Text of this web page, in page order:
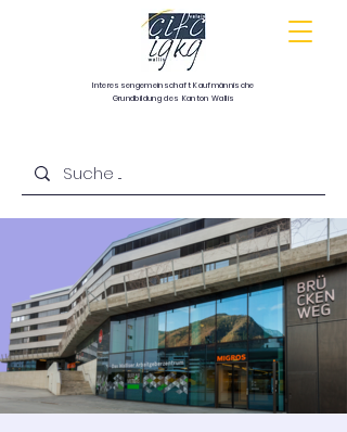
InteressengemeinschaftKaufmännische
Grundbildungdes Kanton Wallis